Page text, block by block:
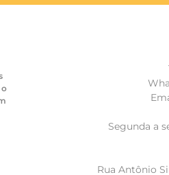
o
Segunda a
Rua Antônio